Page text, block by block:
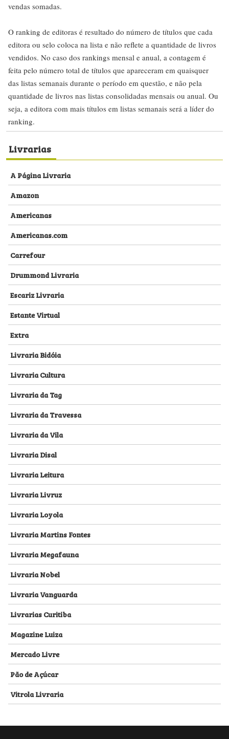
vendas somadas.
O ranking de editoras é resultado do número de títulos que cada
editora ou selo coloca na lista e não reflete a quantidade de livros
vendidos. No caso dos rankings mensal e anual, a contagem é
feita pelo número total de títulos que apareceram em quaisquer
das listas semanais durante o período em questão, e não pela
quantidade de livros nas listas consolidadas mensais ou anual. Ou
seja, a editora com mais títulos em listas semanais será a líder do
ranking.
Livrarias
A Página Livraria
Amazon
Americanas
Americanas.com
Carrefour
Drummond Livraria
Escariz Livraria
Estante Virtual
Extra
Livraria Bidóia
Livraria Cultura
Livraria da Tag
Livraria da Travessa
Livraria da Vila
Livraria Disal
Livraria Leitura
Livraria Livruz
Livraria Loyola
Livraria Martins Fontes
Livraria Megafauna
Livraria Nobel
Livraria Vanguarda
Livrarias Curitiba
Magazine Luiza
Mercado Livre
Pão de Açúcar
Vitrola Livraria